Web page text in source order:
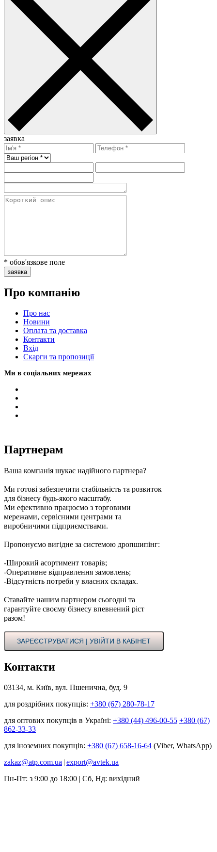
заявка
* обов'язкове поле
заявка
Про компанію
Про нас
Новини
Оплата та доставка
Контакти
Вхiд
Скарги та пропозиції
Ми в соціальних мережах
Партнерам
Ваша компанія шукає надійного партнера?
Ми готові забезпечити стабільність та розвиток
для бізнесу будь-якого масштабу.
Ми ефективно працюємо з торговими
мережами, сервісними центрами та
виробничими підприємствами.
Пропонуємо вигідне за системою дропшипінг:
-Широкий асортимент товарів;
-Оперативне відправлення замовлень;
-Відсутність потреби у власних складах.
Ставайте нашим партнером сьогодні та
гарантуйте своєму бізнесу впевнений ріст
разом!
ЗАРЕЄСТРУВАТИСЯ | УВІЙТИ В КАБІНЕТ
Контакти
03134, м. Київ, вул. Пшенична, буд. 9
для роздрібних покупців: +380 (67) 280-78-17
для оптових покупців в Україні: +380 (44) 496-00-55 +380 (67)
862-33-33
для іноземних покупців: +380 (67) 658-16-64 (Viber, WhatsApp)
zakaz@atp.com.ua | export@avtek.ua
Пн-Пт: з 9:00 до 18:00 | Сб, Нд: вихідний